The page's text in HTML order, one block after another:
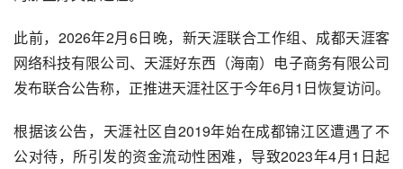
此前，2026年2月6日晚，新天涯联合工作组、成都天涯客
网络科技有限公司、天涯好东西（海南）电子商务有限公司
发布联合公告称，正推进天涯社区于今年6月1日恢复访问。
根据该公告，天涯社区自2019年始在成都锦江区遭遇了不
公对待，所引发的资金流动性困难，导致2023年4月1日起